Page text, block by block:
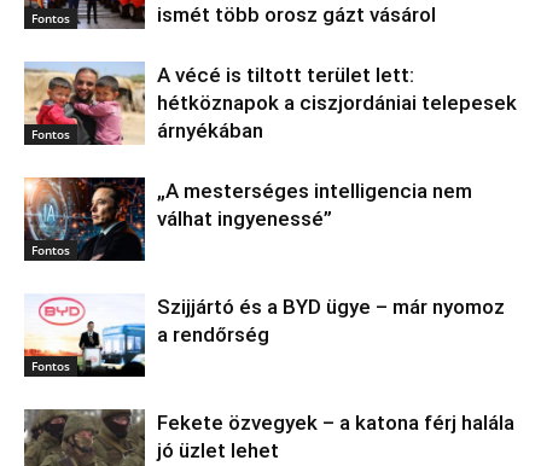
Fontos
ismét több orosz gázt vásárol
Fontos
A vécé is tiltott terület lett:
hétköznapok a ciszjordániai telepesek
árnyékában
Fontos
„A mesterséges intelligencia nem
válhat ingyenessé”
Fontos
Szijjártó és a BYD ügye – már nyomoz
a rendőrség
Fekete özvegyek – a katona férj halála
jó üzlet lehet